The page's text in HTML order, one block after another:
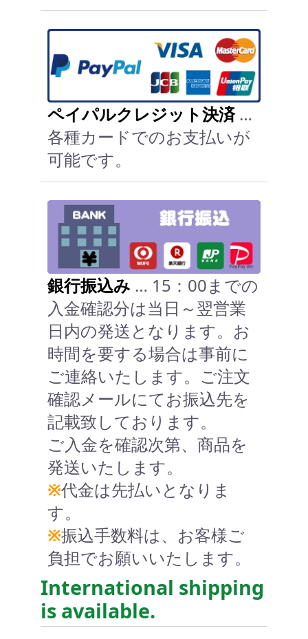
ペイパルクレジット決済…
各種カードでのお支払いが
可能です。
銀行振込み … 15：00までの
入金確認分は当日～翌営業
日内の発送となります。お
時間を要する場合は事前に
ご連絡いたします。ご注文
確認メールにてお振込先を
記載致しております。
ご入金を確認次第、商品を
発送いたします。
※代金は先払いとなりま
す。
※振込手数料は、お客様ご
負担でお願いいたします。
International shipping
is available.